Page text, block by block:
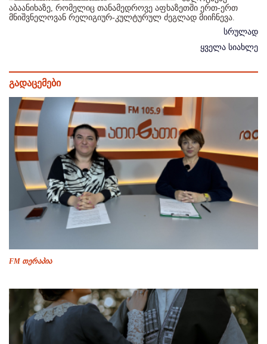
აბაანიხაზე, რომელიც თანამედროვე აფხაზეთში ერთ-ერთ
მნიშვნელოვან რელიგიურ-კულტურულ ძეგლად მიიჩნევა.
სრულად
ყველა სიახლე
გადაცემები
FM თერაპია